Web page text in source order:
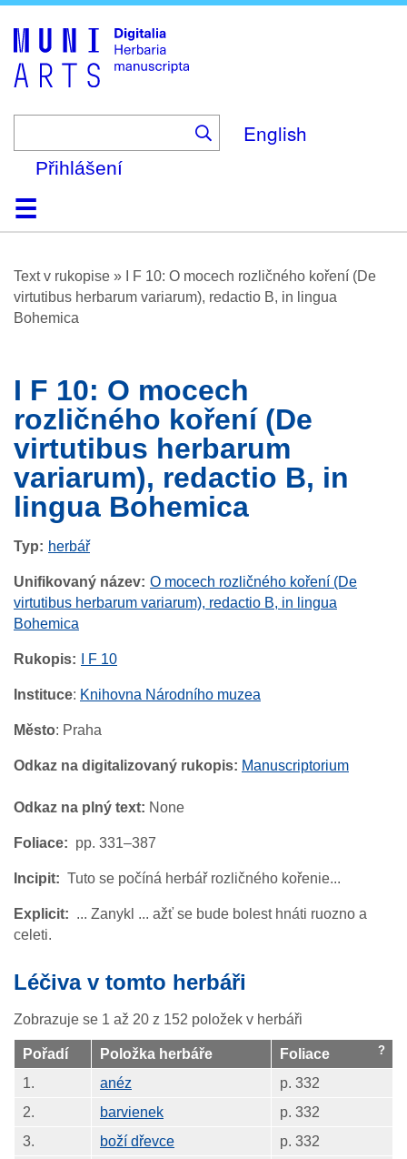
English
Přihlášení
DomůProhlížení
O platformě
Nápověda
KontaktDigitalia
Text v rukopise »
I F 10: O mocech rozličného koření (De
virtutibus herbarum variarum), redactio B, in lingua
Bohemica
I F 10: O mocech
rozličného koření (De
virtutibus herbarum
variarum), redactio B, in
lingua Bohemica
Typ herbář
Unifikovaný název O mocech rozličného koření (De
virtutibus herbarum variarum), redactio B, in lingua
Bohemica
Rukopis I F 10
Instituce: Knihovna Národního muzea
Město: Praha
Odkaz na digitalizovaný rukopis: Manuscriptorium
Odkaz na plný text: None
Foliace pp. 331–387
Incipit Tuto se počíná herbář rozličného kořenie...
Explicit
... Zanykl ... ažť se bude bolest hnáti ruozno a
celeti.
Léčiva v tomto herbáři
Zobrazuje se 1 až 20 z 152 položek v herbáři
Pořadí Položka herbáře
Foliace
1.
anéz
p. 332
2.
barvienek
p. 332
3.
boží dřevce
p. 332